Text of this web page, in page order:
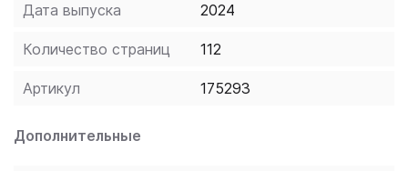
студентов, обучающихся по направлениям
подготовки бакалавриата и магистратуры "Техника
и технология кораблестроения и водного
транспорта", а также специальности "Экономика и
программам дополнительного образования.
Дата выпуска 2024
Количество страниц 112
Артикул 175293
Дополнительные